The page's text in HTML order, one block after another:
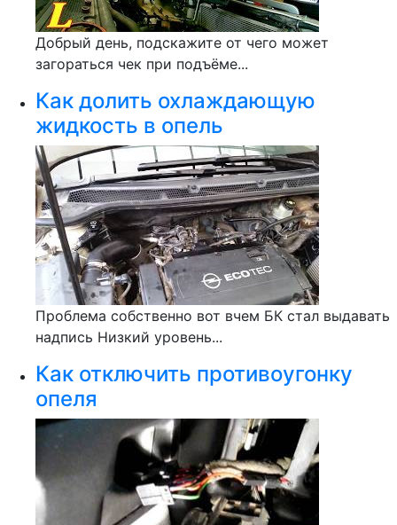
Добрый день, подскажите от чего может
загораться чек при подъёме...
Как долить охлаждающую
жидкость в опель
Проблема собственно вот вчем БК стал выдавать
надпись Низкий уровень...
Как отключить противоугонку
опеля